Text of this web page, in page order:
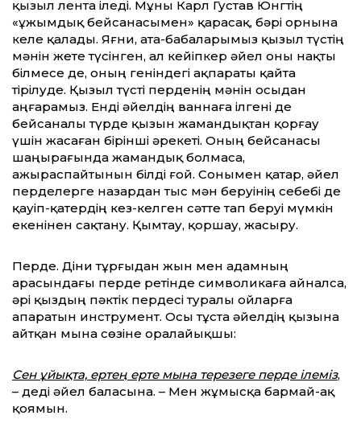
қызыл лента іледі. Мұны Карл Густав Юнгтің
«ұжымдық бейсанасымен» қарасақ, бәрі орнына
келе қалады. Яғни, ата-бабаларымыз қызыл түстің
мәнін жете түсінген, ал кейіпкер әйел оны нақты
білмесе де, оның геніндегі ақпараты қайта
тірілуде. Қызыл түсті перденің мәнін осыдан
аңғарамыз. Енді әйелдің ваннаға ілгені де
бейсаналы түрде қызын жамандықтан қорғау
үшін жасаған бірінші әрекеті. Оның бейсанасы
шаңырағында жамандық болмаса,
ажыраспайтынын білді ғой. Сонымен қатар, әйел
перделерге назардан тыс мән беруінің себебі де
қауіп-қатердің кез-келген сәтте тап беруі мүмкін
екенінен сақтану. Қымтау, қоршау, жасыру.
Перде. Діни тұрғыдан жын мен адамның
арасындағы перде ретінде символикаға айналса,
әрі қыздың пәктік пердесі туралы ойларға
апаратын инструмент. Осы тұста әйелдің қызына
айтқан мына сөзіне оралайықшы:
Сен ұйықта, ертең ерте мына терезеге перде ілеміз,
– деді әйел баласына. – Мен жұмысқа бармай-ақ
қоямын.